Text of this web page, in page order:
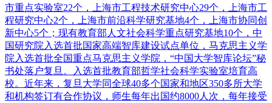
市重点实验室22个，上海市工程技术研究中心29个，上海市工
程研究中心2个，上海市前沿科学研究基地4个，上海市协同创
新中心5个；现有教育部人文社会科学重点研究基地10个，中
国研究院入选首批国家高端智库建设试点单位，马克思主义学
院入选首批全国重点马克思主义学院，“中国大学智库论坛”秘
书处落户复旦。入选首批教育部哲学社会科学实验室培育高
校。近年来，复旦大学同全球40多个国家和地区350多所大学
和机构签订有合作协议，师生每年出国约8000人次，每年接受